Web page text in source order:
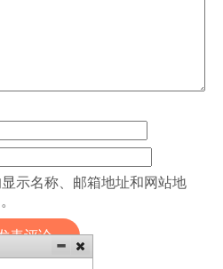
示名称、邮箱地址和网站地